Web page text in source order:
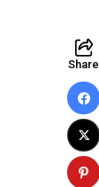
Share